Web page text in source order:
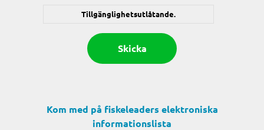
Tillgänglighetsutlåtande.
Kom med på fiskeleaders elektroniska
informationslista